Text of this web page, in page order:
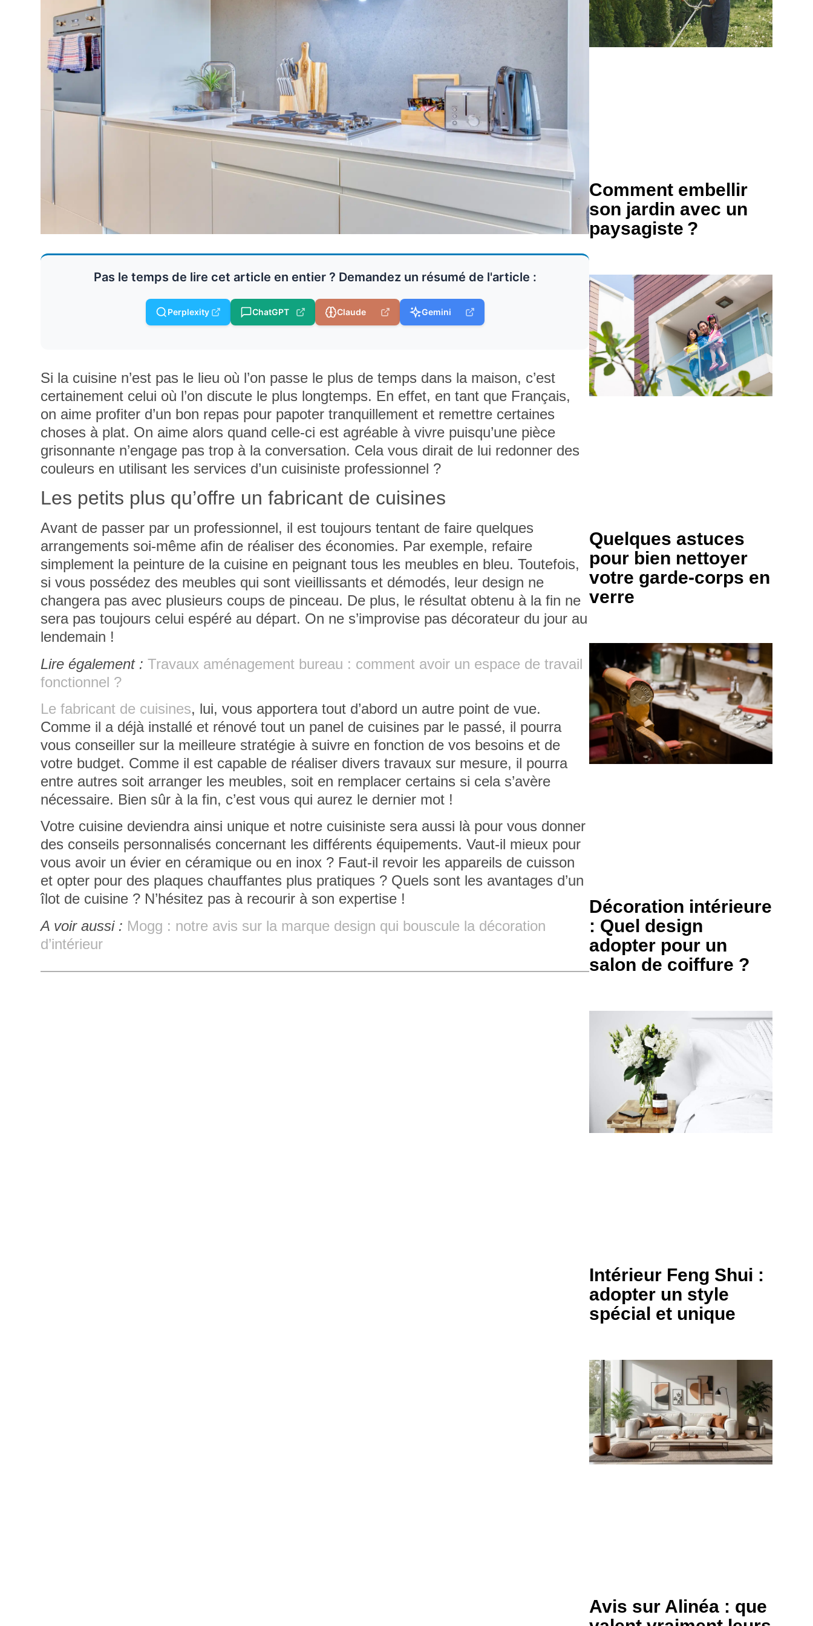
Pas le temps de lire cet article en entier ? Demandez un résumé de l'article :
Perplexity ChatGPT Claude Gemini
Si la cuisine n’est pas le lieu où l’on passe le plus de temps dans la maison, c’est
certainement celui où l’on discute le plus longtemps. En effet, en tant que Français,
on aime profiter d’un bon repas pour papoter tranquillement et remettre certaines
choses à plat. On aime alors quand celle-ci est agréable à vivre puisqu’une pièce
grisonnante n’engage pas trop à la conversation. Cela vous dirait de lui redonner des
couleurs en utilisant les services d’un cuisiniste professionnel ?
Les petits plus qu’offre un fabricant de cuisines
Avant de passer par un professionnel, il est toujours tentant de faire quelques
arrangements soi-même afin de réaliser des économies. Par exemple, refaire
simplement la peinture de la cuisine en peignant tous les meubles en bleu. Toutefois,
si vous possédez des meubles qui sont vieillissants et démodés, leur design ne
changera pas avec plusieurs coups de pinceau. De plus, le résultat obtenu à la fin ne
sera pas toujours celui espéré au départ. On ne s’improvise pas décorateur du jour au
lendemain !
Lire également : Travaux aménagement bureau : comment avoir un espace de travail
fonctionnel ?
Le fabricant de cuisines, lui, vous apportera tout d’abord un autre point de vue.
Comme il a déjà installé et rénové tout un panel de cuisines par le passé, il pourra
vous conseiller sur la meilleure stratégie à suivre en fonction de vos besoins et de
votre budget. Comme il est capable de réaliser divers travaux sur mesure, il pourra
entre autres soit arranger les meubles, soit en remplacer certains si cela s’avère
nécessaire. Bien sûr à la fin, c’est vous qui aurez le dernier mot !
Votre cuisine deviendra ainsi unique et notre cuisiniste sera aussi là pour vous donner
des conseils personnalisés concernant les différents équipements. Vaut-il mieux pour
vous avoir un évier en céramique ou en inox ? Faut-il revoir les appareils de cuisson
et opter pour des plaques chauffantes plus pratiques ? Quels sont les avantages d’un
îlot de cuisine ? N’hésitez pas à recourir à son expertise !
A voir aussi : Mogg : notre avis sur la marque design qui bouscule la décoration
d’intérieur
Comment embellir
son jardin avec un
paysagiste ?
Quelques astuces
pour bien nettoyer
votre garde-corps en
verre
Décoration intérieure
: Quel design
adopter pour un
salon de coiffure ?
Intérieur Feng Shui :
adopter un style
spécial et unique
Avis sur Alinéa : que